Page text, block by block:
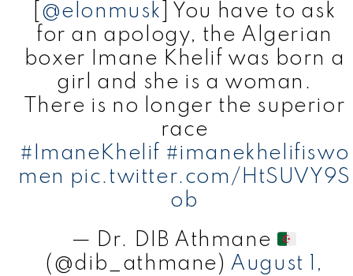
@elonmusk
] You have to ask
for an apology, the Algerian
boxer Imane Khelif was born a
girl and she is a woman.
There is no longer the superior
race
#ImaneKhelif #imanekhelifiswo
men pic.twitter.com/HtSUVY9S
ob
— Dr. DIB Athmane
(@dib_athmane) August 1,